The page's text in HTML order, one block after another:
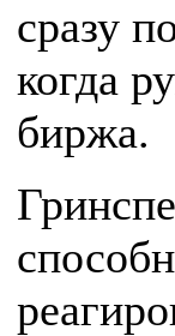
сразу
когда
биржа.